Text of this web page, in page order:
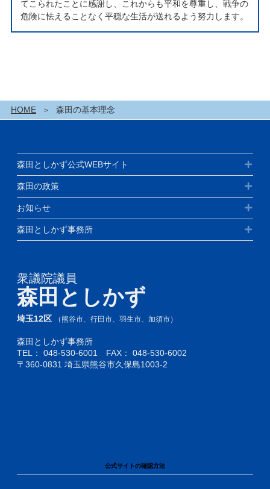
てこられたことに感謝し、これからも平和を尊重し、戦争の
危険に怯えることなく平穏な生活が送れるよう努力します。
HOME 森田の基本理念
森田としかず公式WEBサイト
森田の政策
お知らせ
森田としかず事務所
衆議院議員
森田としかず
埼玉12区 （熊谷市、行田市、羽生市、加須市）
森田としかず事務所
TEL： 048-530-6001
FAX： 048-530-6002
〒360-0831 埼玉県熊谷市久保島1003-2
公式サイトの確認方法